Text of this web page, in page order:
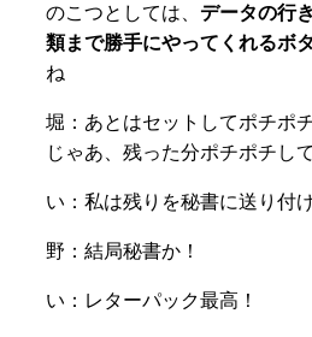
のこつとしては、 データの行
類まで勝手にやってくれるボ
ね
堀：あとはセットしてポチポ
じゃあ、残った分ポチポチし
い：私は残りを秘書に送り付
野：結局秘書か！
い：レターパック最高！